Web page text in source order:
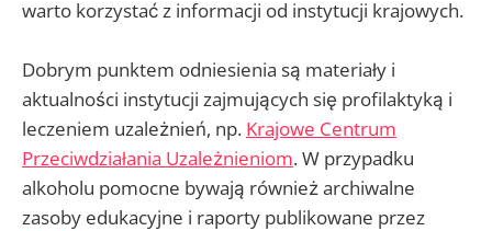
warto korzystać z informacji od instytucji krajowych.
Dobrym punktem odniesienia są materiały i
aktualności instytucji zajmujących się profilaktyką i
leczeniem uzależnień, np. Krajowe Centrum
Przeciwdziałania Uzależnieniom. W przypadku
alkoholu pomocne bywają również archiwalne
zasoby edukacyjne i raporty publikowane przez